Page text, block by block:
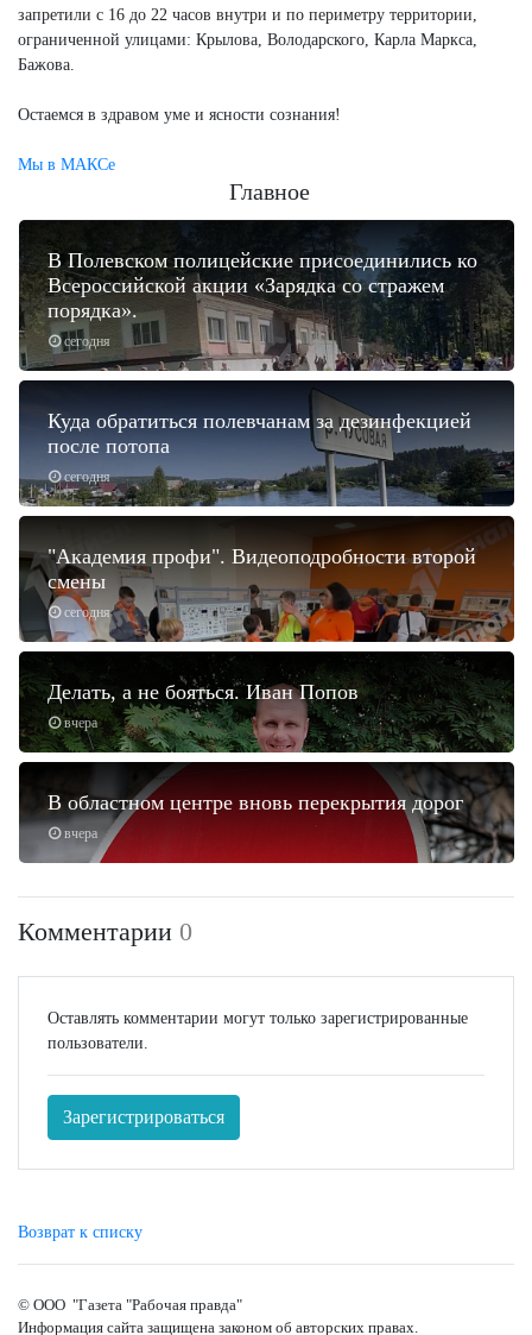
запретили с 16 до 22 часов внутри и по периметру территории,
ограниченной улицами: Крылова, Володарского, Карла Маркса,
Бажова.
Остаемся в здравом уме и ясности сознания!
Мы в МАКСе
Главное
сегодня
В Полевском полицейские присоединились ко
Всероссийской акции «Зарядка со стражем
порядка».
сегодня
Куда обратиться полевчанам за дезинфекцией
после потопа
сегодня
"Академия профи". Видеоподробности второй
смены
вчера
Делать, а не бояться. Иван Попов
вчера
В областном центре вновь перекрытия дорог
Комментарии 0
Оставлять комментарии могут только зарегистрированные
пользователи.
Зарегистрироваться
Возврат к списку
© ООО "Газета "Рабочая правда"
Информация сайта защищена законом об авторских правах.